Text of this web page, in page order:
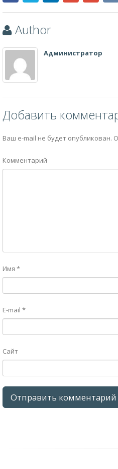
Author
Администратор
Добавить
Ваш e-mail не будет опубликован.
Комментарий
Имя *
E-mail *
Сайт